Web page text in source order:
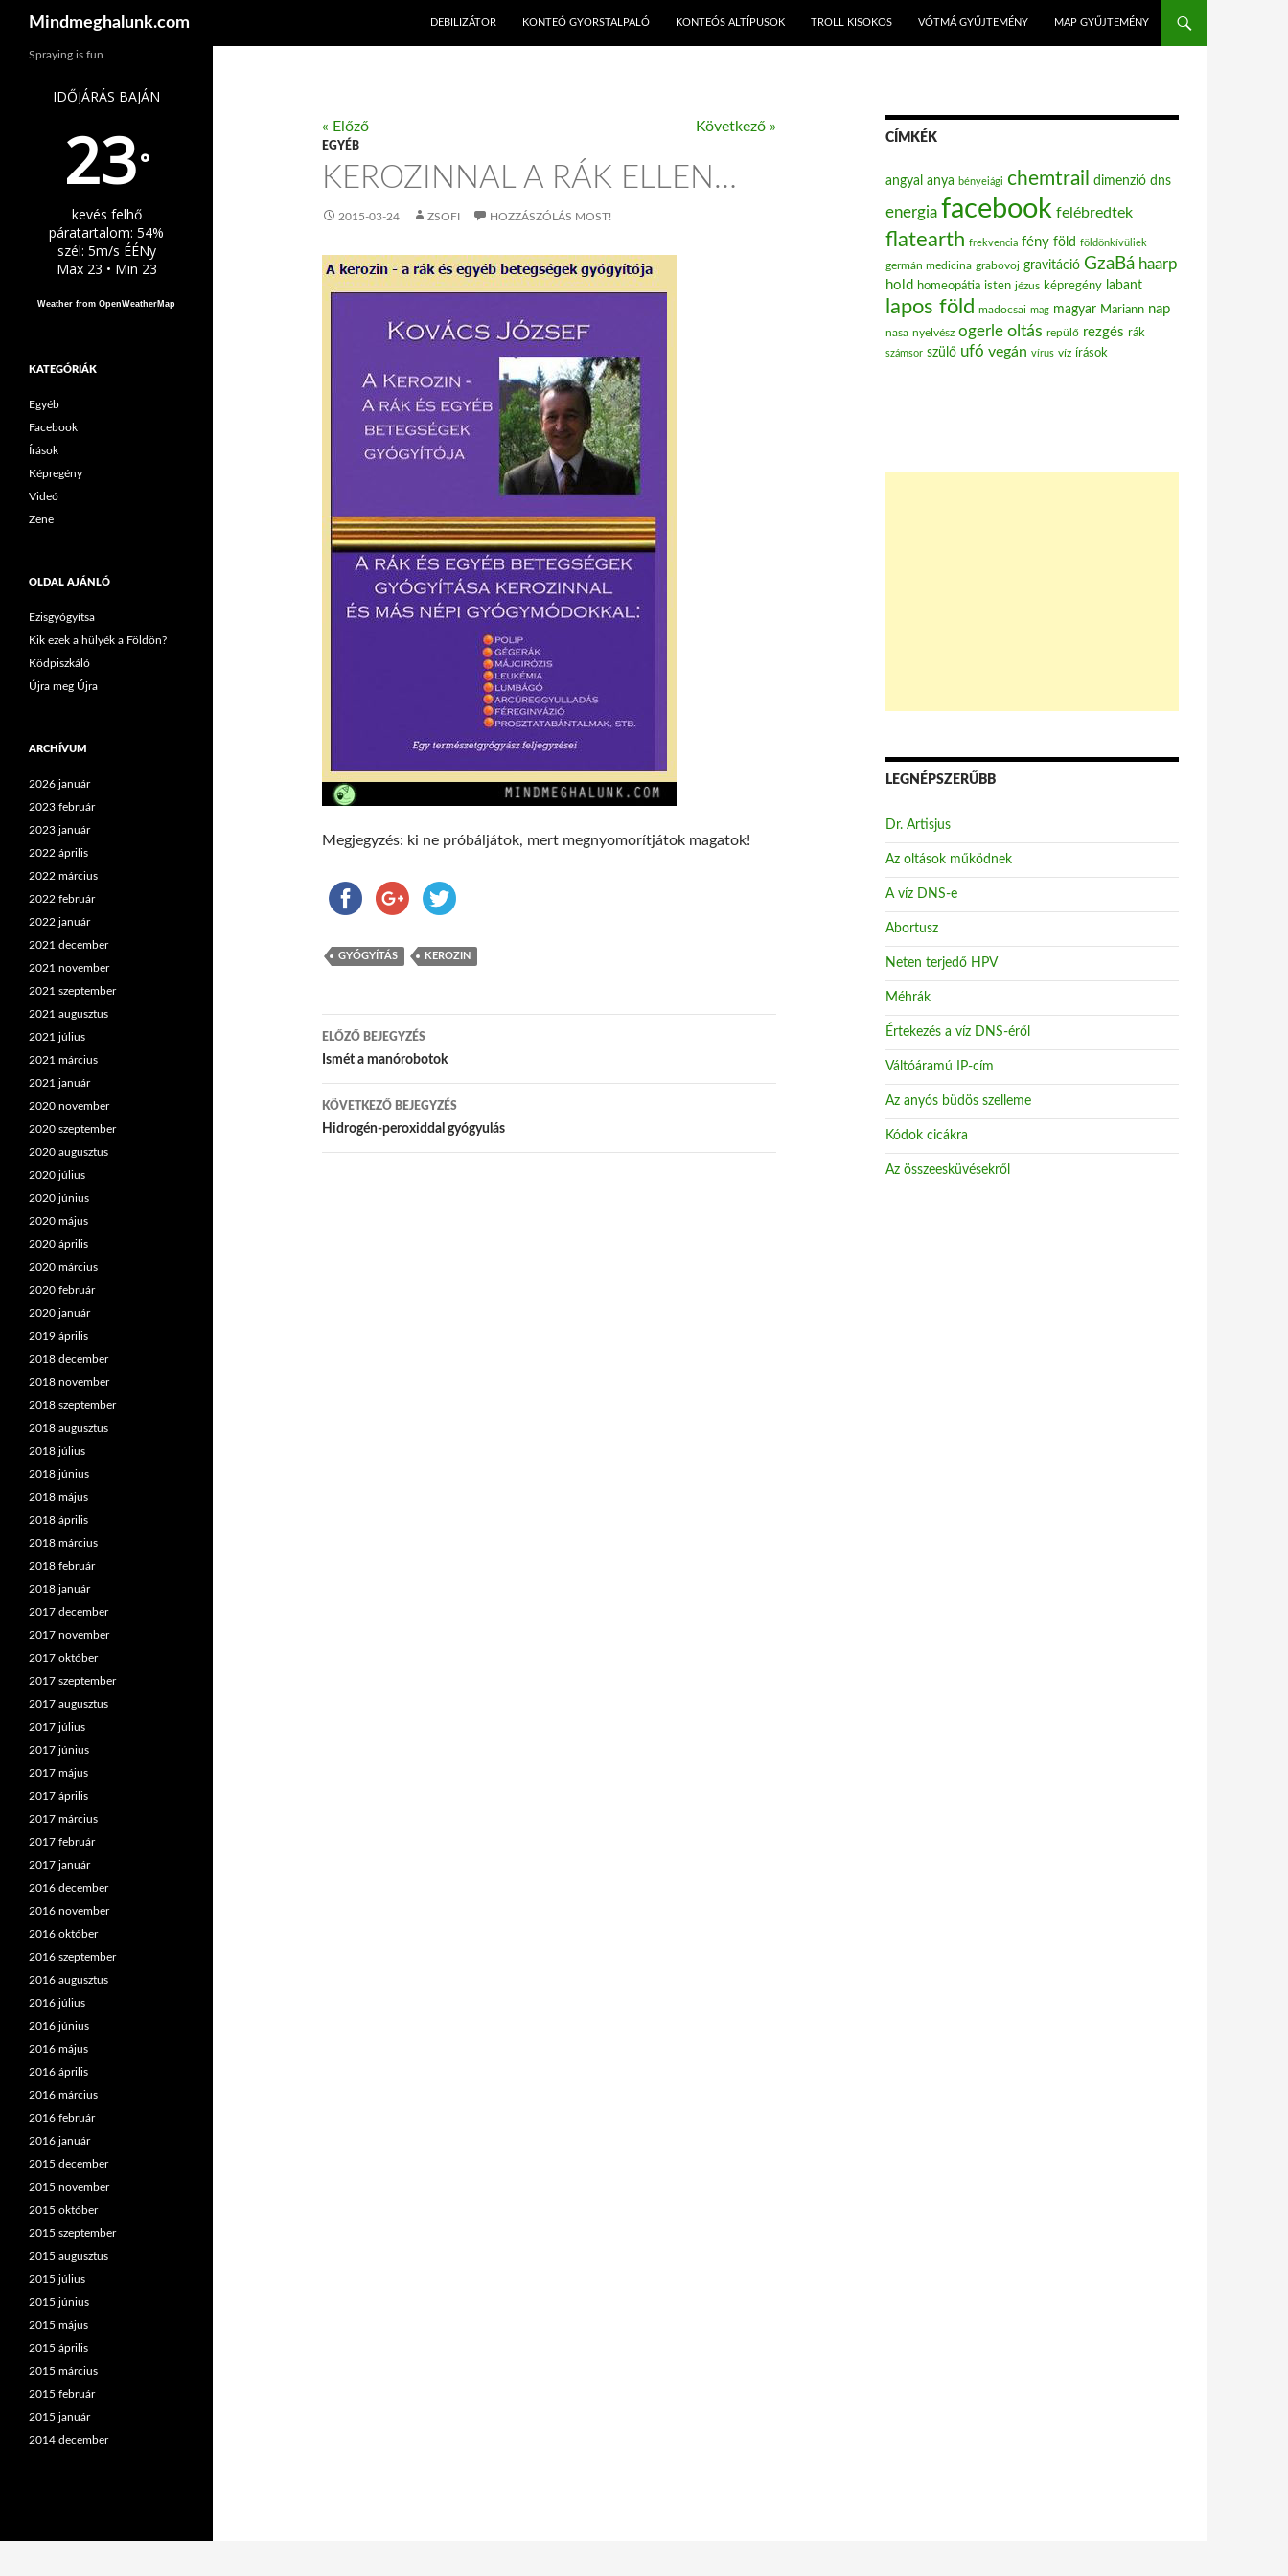
Mindmeghalunk.com
DEBILIZÁTOR
KONTEÓ GYORSTALPALÓ KONTEÓS ALTÍPUSOK TROLL KISOKOS VÓTMÁ GYŰJTEMÉNY MAP GYŰJTEMÉNY
« Előző Következő »
EGYÉB
KEROZINNAL A RÁK ELLEN…
2015-03-24 ZSOFI HOZZÁSZÓLÁS MOST!
Megjegyzés: ki ne próbáljátok, mert megnyomorítjátok magatok!
GYÓGYÍTÁS KEROZIN
Bejegyzés navigáció
ELŐZŐ BEJEGYZÉS
Ismét a manórobotok
KÖVETKEZŐ BEJEGYZÉS
Hidrogén-peroxiddal gyógyulás
CÍMKÉK
angyal anya bényeiági chemtrail dimenzió dns
energia facebook felébredtek
flatearth frekvencia fény föld földönkívüliek
germán medicina grabovoj gravitáció GzaBá haarp
hold homeopátia isten jézus képregény labant
lapos föld madocsai mag magyar Mariann nap
nasa nyelvész ogerle oltás repülő rezgés rák
számsor szülő ufó vegán vírus víz írások
LEGNÉPSZERŰBB
Dr. Artisjus
Az oltások működnek
A víz DNS-e
Abortusz
Neten terjedő HPV
Méhrák
Értekezés a víz DNS-éről
Váltóáramú IP-cím
Az anyós büdös szelleme
Kódok cicákra
Az összeesküvésekről
Spraying is fun
IDŐJÁRÁS BAJÁN
23°
kevés felhő
páratartalom: 54%
szél: 5m/s ÉÉNy
Max 23 • Min 23
Weather from OpenWeatherMap
KATEGÓRIÁK
Egyéb
Facebook
Írások
Képregény
Videó
Zene
OLDAL AJÁNLÓ
Ezisgyógyítsa
Kik ezek a hülyék a Földön?
Ködpiszkáló
Újra meg Újra
ARCHÍVUM
2026 január
2023 február
2023 január
2022 április
2022 március
2022 február
2022 január
2021 december
2021 november
2021 szeptember
2021 augusztus
2021 július
2021 március
2021 január
2020 november
2020 szeptember
2020 augusztus
2020 július
2020 június
2020 május
2020 április
2020 március
2020 február
2020 január
2019 április
2018 december
2018 november
2018 szeptember
2018 augusztus
2018 július
2018 június
2018 május
2018 április
2018 március
2018 február
2018 január
2017 december
2017 november
2017 október
2017 szeptember
2017 augusztus
2017 július
2017 június
2017 május
2017 április
2017 március
2017 február
2017 január
2016 december
2016 november
2016 október
2016 szeptember
2016 augusztus
2016 július
2016 június
2016 május
2016 április
2016 március
2016 február
2016 január
2015 december
2015 november
2015 október
2015 szeptember
2015 augusztus
2015 július
2015 június
2015 május
2015 április
2015 március
2015 február
2015 január
2014 december